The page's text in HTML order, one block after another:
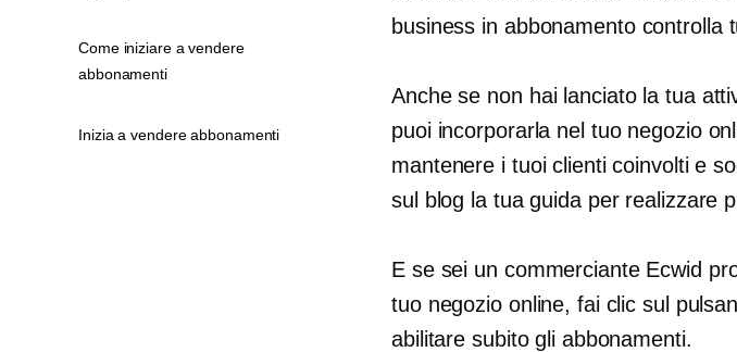
business in abbonamento controlla
Anche se non hai lanciato la tua
puoi incorporarla nel tuo negozio
mantenere i tuoi clienti coinvolti e
sul blog la tua guida per realizzare
E se sei un commerciante Ecwid
tuo negozio online, fai clic sul
abilitare subito gli abbonamenti.
Come iniziare a vendere
abbonamenti
Inizia a vendere abbonamenti